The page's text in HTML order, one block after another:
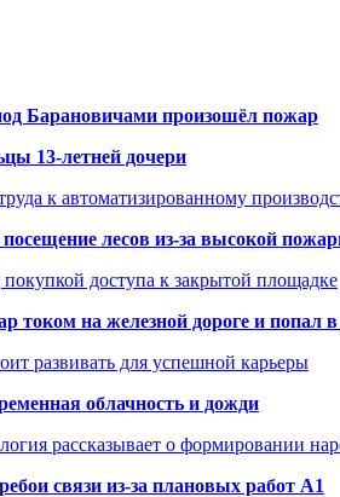
Барановичами произошёл пожар
13-летней дочери
к автоматизированному
лесов из-за высокой
доступа к закрытой площадке
током на железной дороге и попал
развивать для успешной карьеры
облачность и дожди
рассказывает о формировании
связи из-за плановых работ A1